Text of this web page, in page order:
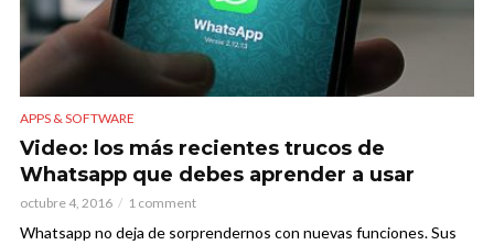
APPS & SOFTWARE
Video: los más recientes trucos de
Whatsapp que debes aprender a usar
octubre 4, 2016 1 comment
Whatsapp no deja de sorprendernos con nuevas funciones. Sus